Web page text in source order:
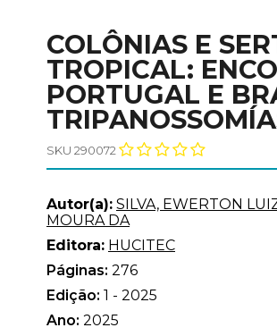
COLÔNIAS E
TROPICAL:
PORTUGAL E
SKU 290072
Autor(a): SILVA, EWERTON
MOURA DA
Editora: HUCITEC
Páginas: 276
Edição: 1 - 2025
Ano: 2025